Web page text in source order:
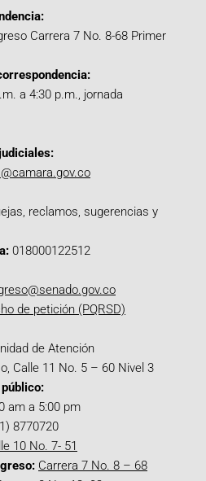
Carrera 7 No. 8-68 Primer
a 4:30 p.m., jornada
reclamos, sugerencias y
018000122512
de petición (PQRSD)
de Atención
Calle 11 No. 5 – 60 Nivel 3
am a 5:00 pm
8770720
10 No. 7- 51
Carrera 7 No. 8 – 68